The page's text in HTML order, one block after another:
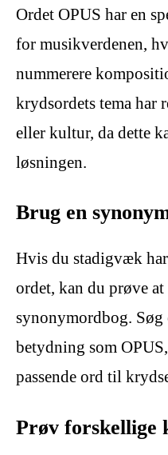
Ordet OPUS har en
for musikverdenen,
nummerere
krydsordets tema har
eller kultur, da dette
løsningen.
Brug en
Hvis du stadigvæk
ordet, kan du prøve at
synonymordbog.
betydning som
passende ord til
Prøv forskellige